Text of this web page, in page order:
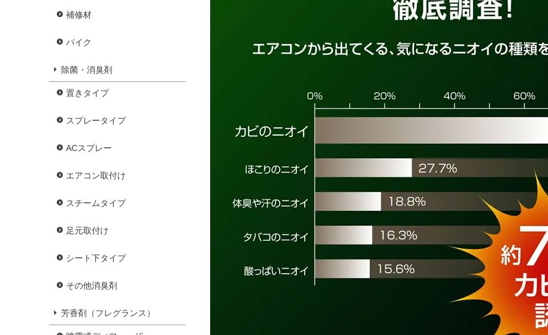
補修材
バイク
除菌・消臭剤
置きタイプ
スプレータイプ
ACスプレー
エアコン取付け
スチームタイプ
足元取付け
シート下タイプ
その他消臭剤
芳香剤（フレグランス）